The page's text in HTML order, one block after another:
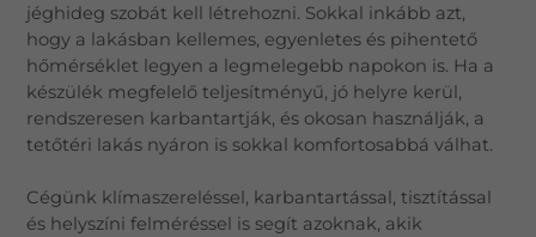
jéghideg szobát kell létrehozni. Sokkal inkább azt,
hogy a lakásban kellemes, egyenletes és pihentető
hőmérséklet legyen a legmelegebb napokon is. Ha a
készülék megfelelő teljesítményű, jó helyre kerül,
rendszeresen karbantartják, és okosan használják, a
tetőtéri lakás nyáron is sokkal komfortosabbá válhat.
Cégünk klímaszereléssel, karbantartással, tisztítással
és helyszíni felméréssel is segít azoknak, akik